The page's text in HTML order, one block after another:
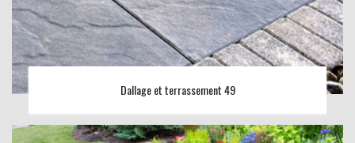
Dallage et terrassement 49